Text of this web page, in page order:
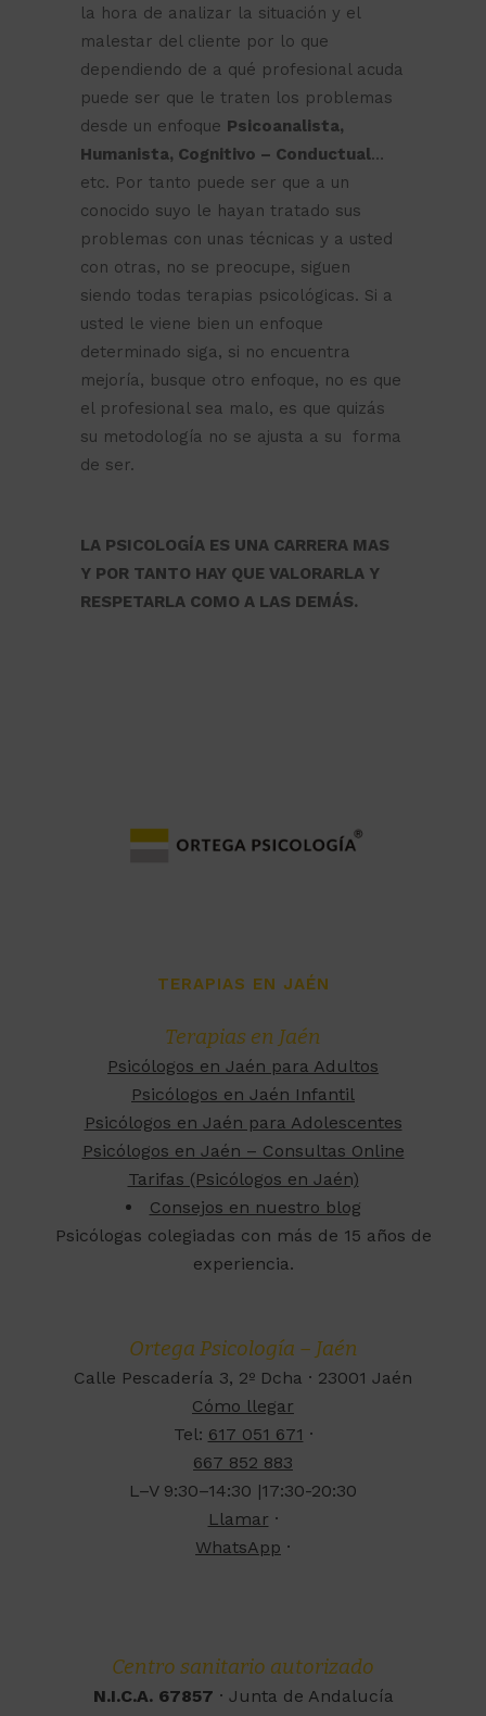
la hora de analizar la situación y el
malestar del cliente por lo que
dependiendo de a qué profesional acuda
puede ser que le traten los problemas
desde un enfoque Psicoanalista,
Humanista, Cognitivo – Conductual…
etc. Por tanto puede ser que a un
conocido suyo le hayan tratado sus
problemas con unas técnicas y a usted
con otras, no se preocupe, siguen
siendo todas terapias psicológicas. Si a
usted le viene bien un enfoque
determinado siga, si no encuentra
mejoría, busque otro enfoque, no es que
el profesional sea malo, es que quizás
su metodología no se ajusta a su forma
de ser.
LA PSICOLOGÍA ES UNA CARRERA MAS
Y POR TANTO HAY QUE VALORARLA Y
RESPETARLA COMO A LAS DEMÁS.
TERAPIAS EN JAÉN
Terapias en Jaén
Psicólogos en Jaén para Adultos
Psicólogos en Jaén Infantil
Psicólogos en Jaén para Adolescentes
Psicólogos en Jaén – Consultas Online
Tarifas (Psicólogos en Jaén)
Consejos en nuestro blog
Psicólogas colegiadas con más de 15 años de
experiencia.
Ortega Psicología – Jaén
Calle Pescadería 3, 2º Dcha · 23001 Jaén
Cómo llegar
Tel: 617 051 671 ·
667 852 883
L–V 9:30–14:30 |17:30-20:30
Llamar ·
WhatsApp ·
Centro sanitario autorizado
N.I.C.A. 67857 · Junta de Andalucía